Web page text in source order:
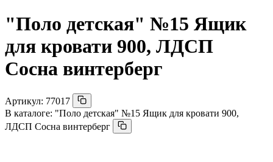
"Поло детская" №15 Ящик
для кровати 900, ЛДСП
Сосна винтерберг
Артикул: 77017
В каталоге: "Поло детская" №15 Ящик для кровати 900,
ЛДСП Сосна винтерберг